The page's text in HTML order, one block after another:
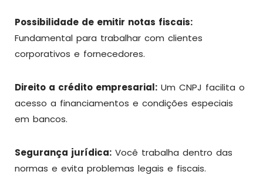
Possibilidade de emitir notas fiscais:
Fundamental para trabalhar com clientes
corporativos e fornecedores.
Direito a crédito empresarial: Um CNPJ facilita o
acesso a financiamentos e condições especiais
em bancos.
Segurança jurídica: Você trabalha dentro das
normas e evita problemas legais e fiscais.